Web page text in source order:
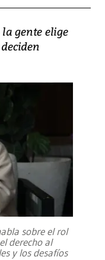
gente elige
sobre el rol
derecho al
y los desafíos